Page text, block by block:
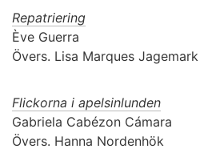
Repatriering
Ève Guerra
Övers. Lisa Marques Jagemark
Flickorna i apelsinlunden
Gabriela Cabézon Cámara
Övers. Hanna Nordenhök